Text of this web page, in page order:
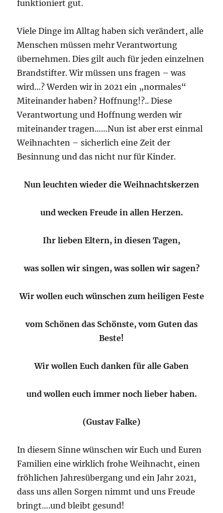
funktioniert gut.
Viele Dinge im Alltag haben sich verändert, alle
Menschen müssen mehr Verantwortung
übernehmen. Dies gilt auch für jeden einzelnen
Brandstifter. Wir müssen uns fragen – was
wird…? Werden wir in 2021 ein „normales“
Miteinander haben? Hoffnung!?.. Diese
Verantwortung und Hoffnung werden wir
miteinander tragen……Nun ist aber erst einmal
Weihnachten – sicherlich eine Zeit der
Besinnung und das nicht nur für Kinder.
Nun leuchten wieder die Weihnachtskerzen
und wecken Freude in allen Herzen.
Ihr lieben Eltern, in diesen Tagen,
was sollen wir singen, was sollen wir sagen?
Wir wollen euch wünschen zum heiligen Feste
vom Schönen das Schönste, vom Guten das
Beste!
Wir wollen Euch danken für alle Gaben
und wollen euch immer noch lieber haben.
(Gustav Falke)
In diesem Sinne wünschen wir Euch und Euren
Familien eine wirklich frohe Weihnacht, einen
fröhlichen Jahresübergang und ein Jahr 2021,
dass uns allen Sorgen nimmt und uns Freude
bringt….und bleibt gesund!